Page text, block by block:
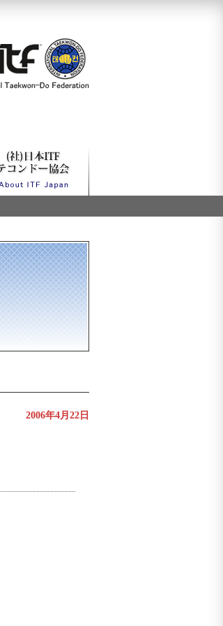
2006年4月22日